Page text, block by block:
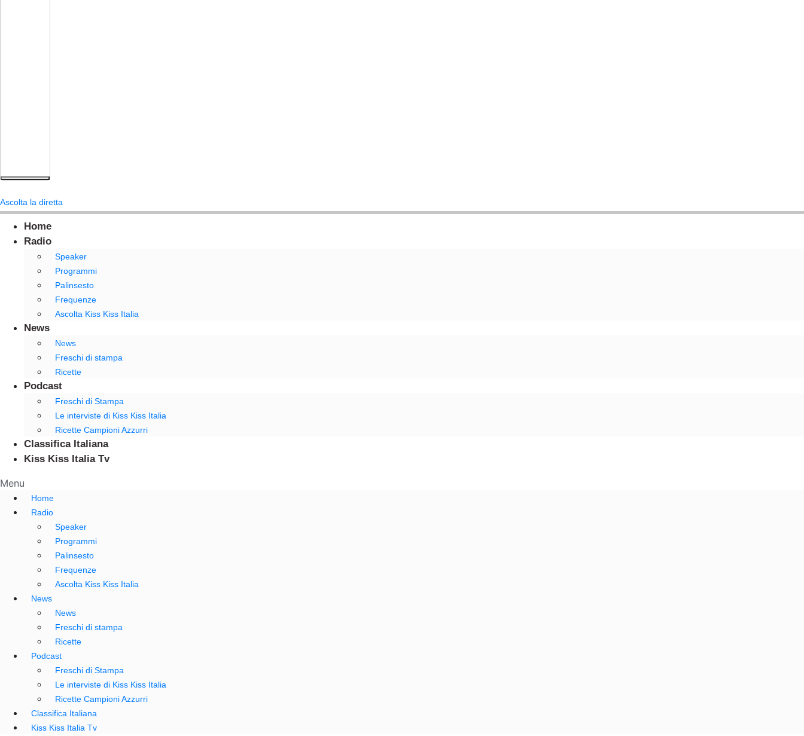
Ascolta la diretta
Home
Radio
Speaker
Programmi
Palinsesto
Frequenze
Ascolta Kiss Kiss Italia
News
News
Freschi di stampa
Ricette
Podcast
Freschi di Stampa
Le interviste di Kiss Kiss Italia
Ricette Campioni Azzurri
Classifica Italiana
Kiss Kiss Italia Tv
Menu
Home
Radio
Speaker
Programmi
Palinsesto
Frequenze
Ascolta Kiss Kiss Italia
News
News
Freschi di stampa
Ricette
Podcast
Freschi di Stampa
Le interviste di Kiss Kiss Italia
Ricette Campioni Azzurri
Classifica Italiana
Kiss Kiss Italia Tv